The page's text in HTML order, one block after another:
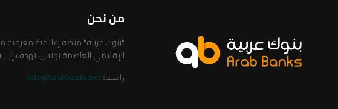
من نحن
"بنوك عربية" منصة إعلامية
الإقليمي العاصمة تونس، تهدف
راسلنا: info@arabbanks.net